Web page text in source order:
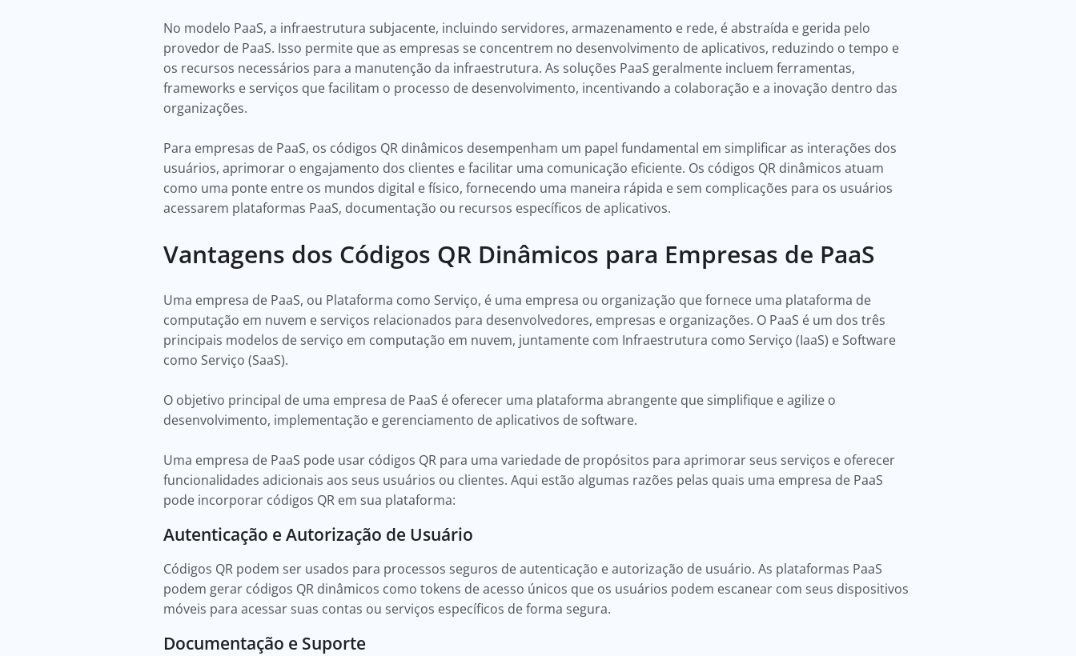
No modelo PaaS, a infraestrutura subjacente, incluindo servidores, armazenamento e rede, é abstraída e gerida pelo
provedor de PaaS. Isso permite que as empresas se concentrem no desenvolvimento de aplicativos, reduzindo o tempo e
os recursos necessários para a manutenção da infraestrutura. As soluções PaaS geralmente incluem ferramentas,
frameworks e serviços que facilitam o processo de desenvolvimento, incentivando a colaboração e a inovação dentro das
organizações.
Para empresas de PaaS, os códigos QR dinâmicos desempenham um papel fundamental em simplificar as interações dos
usuários, aprimorar o engajamento dos clientes e facilitar uma comunicação eficiente. Os códigos QR dinâmicos atuam
como uma ponte entre os mundos digital e físico, fornecendo uma maneira rápida e sem complicações para os usuários
acessarem plataformas PaaS, documentação ou recursos específicos de aplicativos.
Vantagens dos Códigos QR Dinâmicos para Empresas de PaaS
Uma empresa de PaaS, ou Plataforma como Serviço, é uma empresa ou organização que fornece uma plataforma de
computação em nuvem e serviços relacionados para desenvolvedores, empresas e organizações. O PaaS é um dos três
principais modelos de serviço em computação em nuvem, juntamente com Infraestrutura como Serviço (IaaS) e Software
como Serviço (SaaS).
O objetivo principal de uma empresa de PaaS é oferecer uma plataforma abrangente que simplifique e agilize o
desenvolvimento, implementação e gerenciamento de aplicativos de software.
Uma empresa de PaaS pode usar códigos QR para uma variedade de propósitos para aprimorar seus serviços e oferecer
funcionalidades adicionais aos seus usuários ou clientes. Aqui estão algumas razões pelas quais uma empresa de PaaS
pode incorporar códigos QR em sua plataforma:
Autenticação e Autorização de Usuário
Códigos QR podem ser usados para processos seguros de autenticação e autorização de usuário. As plataformas PaaS
podem gerar códigos QR dinâmicos como tokens de acesso únicos que os usuários podem escanear com seus dispositivos
móveis para acessar suas contas ou serviços específicos de forma segura.
Documentação e Suporte